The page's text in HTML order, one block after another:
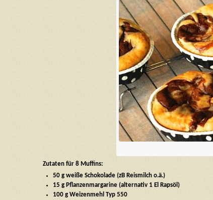
Zutaten für 8 Muffins:
50 g weiße Schokolade (zB Reismilch o.ä.)
15 g Pflanzenmargarine (alternativ 1 El Rapsöl)
100 g Weizenmehl Typ 550